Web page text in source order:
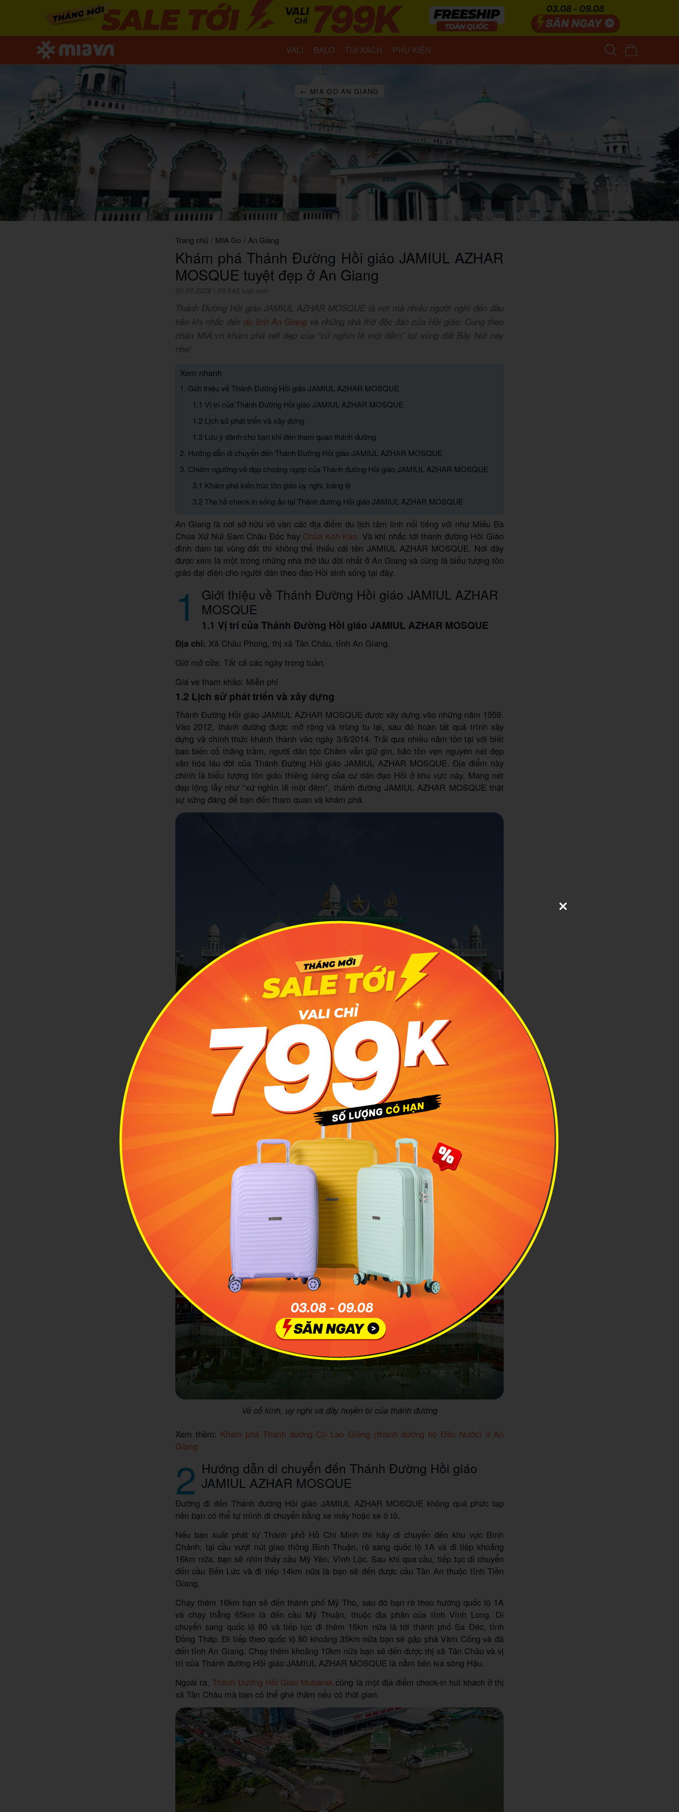
VALI BALO TÚI XÁCH PHỤ KIỆN
← MIA GO AN GIANG
Trang chủ / MIA Go / An Giang
Khám phá Thánh Đường Hồi giáo JAMIUL AZHAR
MOSQUE tuyệt đẹp ở An Giang
30.06.2026 26,642 lượt xem
Thánh Đường Hồi giáo JAMIUL AZHAR MOSQUE là nơi mà nhiều người nghĩ đến đầu
tiên khi nhắc đến du lịch An Giang và những nhà thờ độc đáo của Hồi giáo. Cùng theo
chân MIA.vn khám phá nét đẹp của “xứ nghìn lẻ một đêm” tại vùng đất Bảy Núi này
nhé!
Xem nhanh
1. Giới thiệu về Thánh Đường Hồi giáo JAMIUL AZHAR MOSQUE
1.1 Vị trí của Thánh Đường Hồi giáo JAMIUL AZHAR MOSQUE
1.2 Lịch sử phát triển và xây dựng
1.3 Lưu ý dành cho bạn khi đến tham quan thánh đường
2. Hướng dẫn di chuyển đến Thánh Đường Hồi giáo JAMIUL AZHAR MOSQUE
3. Chiêm ngưỡng vẻ đẹp choáng ngợp của Thánh đường Hồi giáo JAMIUL AZHAR MOSQUE
3.1 Khám phá kiến trúc tôn giáo uy nghi, tráng lệ
3.2 Tha hồ check-in sống ảo tại Thánh đường Hồi giáo JAMIUL AZHAR MOSQUE
An Giang là nơi sở hữu vô vàn các địa điểm du lịch tâm linh nổi tiếng với như Miếu Bà
Chúa Xứ Núi Sam Châu Đốc hay Chùa Koh Kas. Và khi nhắc tới thành đường Hồi Giáo
đình đám tại vùng đất thì không thể thiếu cái tên JAMIUL AZHAR MOSQUE. Nơi đây
được xem là một trong những nhà thờ lâu đời nhất ở An Giang và cũng là biểu tượng tôn
giáo đại diện cho người dân theo đạo Hồi sinh sống tại đây.
1
Giới thiệu về Thánh Đường Hồi giáo JAMIUL AZHAR
MOSQUE
1.1 Vị trí của Thánh Đường Hồi giáo JAMIUL AZHAR MOSQUE
Địa chỉ: Xã Châu Phong, thị xã Tân Châu, tỉnh An Giang.
Giờ mở cửa: Tất cả các ngày trong tuần.
Giá vé tham khảo: Miễn phí
1.2 Lịch sử phát triển và xây dựng
Thánh Đường Hồi giáo JAMIUL AZHAR MOSQUE được xây dựng vào những năm 1959.
Vào 2012, thánh đường được mở rộng và trùng tu lại, sau đó hoàn tất quá trình xây
dựng và chính thức khánh thành vào ngày 3/8/2014. Trải qua nhiều năm tồn tại với biết
bao biến cố thăng trầm, người dân tộc Chăm vẫn giữ gìn, bảo tồn vẹn nguyên nét đẹp
văn hóa lâu đời của Thánh Đường Hồi giáo JAMIUL AZHAR MOSQUE. Địa điểm này
chính là biểu tượng tôn giáo thiêng liêng của cư dân đạo Hồi ở khu vực này. Mang nét
đẹp lộng lẫy như “xứ nghìn lẻ một đêm”, thánh đường JAMIUL AZHAR MOSQUE thật
sự xứng đáng để bạn đến tham quan và khám phá.
Thánh Đường Hồi giáo JAMIUL AZHAR MOSQUE ở An Giang
1.3 Lưu ý dành cho bạn khi đến tham quan thánh đường
- Bạn nên lựa chọn những trang phục kín đáo, lịch sự khi đến với thánh đường Hồi giáo
thiêng liêng này.
- Các bạn nữ đang trong thời kỳ kinh nguyệt thì không được bước vào bên trong chính
- Người Hồi giáo tại đây sẽ có 5 thời điểm làm lễ trong một ngày, đó là trước khi mặt trời
mọc, trước giữa trưa, xế chiều, tối và trước khi đi ngủ. Bạn nên chú ý kỹ những thời
điểm này và tránh gây mất trật tự khi đến tham quan.
Vẻ cổ kính, uy nghi và đầy huyền bí của thánh đường
Xem thêm: Khám phá Thánh đường Cù Lao Giêng (thánh đường họ Đầu Nước) ở An
Giang
2 Hướng dẫn di chuyển đến Thánh Đường Hồi giáo
JAMIUL AZHAR MOSQUE
Đường đi đến Thánh đường Hồi giáo JAMIUL AZHAR MOSQUE không quá phức tạp
nên bạn có thể tự mình di chuyển bằng xe máy hoặc xe ô tô.
Nếu bạn xuất phát từ Thành phố Hồ Chí Minh thì hãy di chuyển đến khu vực Bình
Chánh, tại cầu vượt nút giao thông Bình Thuận, rẽ sang quốc lộ 1A và đi tiếp khoảng
16km nữa, bạn sẽ nhìn thấy cầu Mỹ Yên, Vĩnh Lộc. Sau khi qua cầu, tiếp tục di chuyển
đến cầu Bến Lức và đi tiếp 14km nữa là bạn sẽ đến được cầu Tân An thuộc tỉnh Tiền
Giang.
Chạy thêm 16km bạn sẽ đến thành phố Mỹ Tho, sau đó bạn rẽ theo hướng quốc lộ 1A
và chạy thẳng 65km là đến cầu Mỹ Thuận, thuộc địa phận của tỉnh Vĩnh Long. Di
chuyển sang quốc lộ 80 và tiếp tục đi thêm 16km nữa là tới thành phố Sa Đéc, tỉnh
Đồng Tháp. Đi tiếp theo quốc lộ 80 khoảng 35km nữa bạn sẽ gặp phà Vàm Cống và đã
đến tỉnh An Giang. Chạy thêm khoảng 10km nữa bạn sẽ đến được thị xã Tân Châu và vị
trí của Thánh đường Hồi giáo JAMIUL AZHAR MOSQUE là nằm bên kia sông Hậu.
Ngoài ra,Thánh Đường Hồi Giáo Mubarak cũng là một địa điểm check-in hút khách ở thị
xã Tân Châu mà bạn có thể ghé thăm nếu có thời gian.